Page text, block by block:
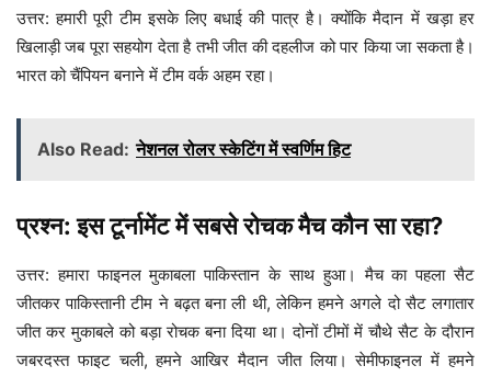
उत्तर: हमारी पूरी टीम इसके लिए बधाई की पात्र है। क्योंकि मैदान में खड़ा हर
खिलाड़ी जब पूरा सहयोग देता है तभी जीत की दहलीज को पार किया जा सकता है।
भारत को चैंपियन बनाने में टीम वर्क अहम रहा।
Also Read: नेशनल रोलर स्केटिंग में स्वर्णिम हिट
प्रश्न: इस टूर्नामेंट में सबसे रोचक मैच कौन सा रहा?
उत्तर: हमारा फाइनल मुकाबला पाकिस्तान के साथ हुआ। मैच का पहला सैट
जीतकर पाकिस्तानी टीम ने बढ़त बना ली थी, लेकिन हमने अगले दो सैट लगातार
जीत कर मुकाबले को बड़ा रोचक बना दिया था। दोनों टीमों में चौथे सैट के दौरान
जबरदस्त फाइट चली, हमने आखिर मैदान जीत लिया। सेमीफाइनल में हमने